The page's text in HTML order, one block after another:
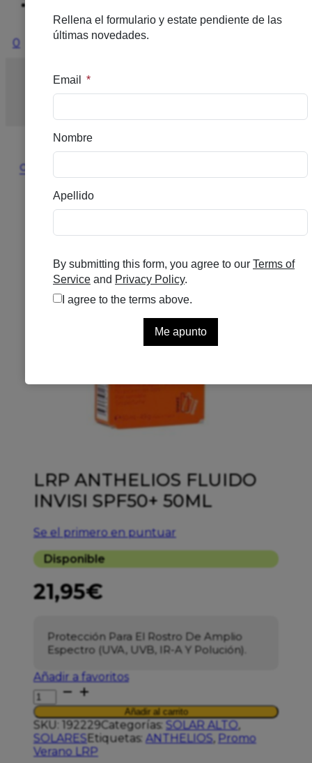
0
Inicio/SOLARES
FLUIDO INVISI SPF50+ 50ML
🔍
LRP ANTHELIOS FLUIDO
INVISI SPF50+ 50ML
Se el primero en puntuar
Disponible
21,95€
Protección Para El Rostro De Amplio
Espectro (UVA, UVB, IR-A Y Polución).
Añadir a favoritos
ANTHELIOS
FLUIDO
INVISI
SPF50+
50ML
Añadir al carrito
SKU: 192229Categorías: SOLAR ALTO,
SOLARESEtiquetas: ANTHELIOS, Promo
Verano LRP